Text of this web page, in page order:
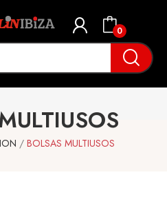
0
BOLSAS MULTIUSOS